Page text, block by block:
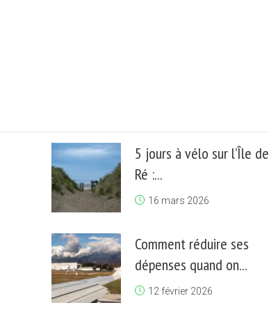
5 jours à vélo sur l’Île de
Ré :...
16 mars 2026
Comment réduire ses
dépenses quand on...
12 février 2026